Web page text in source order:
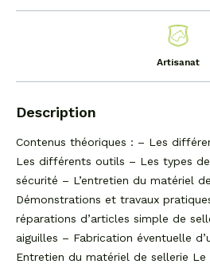
Artisanat
Description
Contenus théoriques : – Les
Les différents outils – Les types
sécurité – L’entretien du matériel
Démonstrations et travaux
réparations d’articles simple de
aiguilles – Fabrication éventuelle
Entretien du matériel de sellerie Le